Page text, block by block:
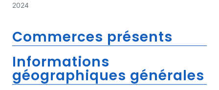
2024
Commerces présents
Informations
géographiques générales